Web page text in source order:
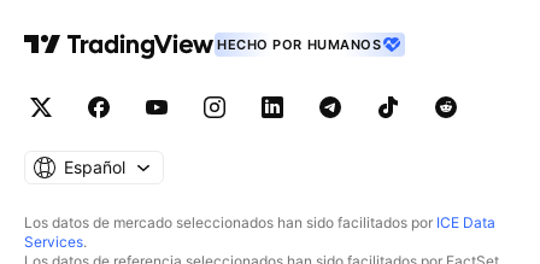
HECHO POR HUMANOS
Español
Los datos de mercado seleccionados han sido facilitados por ICE Data
Services.